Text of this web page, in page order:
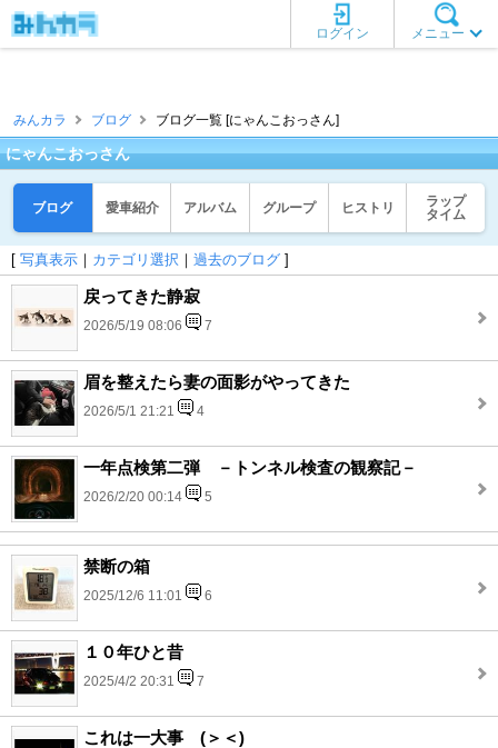
メニュー
ログイン
みんカラ ブログ ブログ一覧 [にゃんこおっさん]
にゃんこおっさん
ブログ 愛車紹介 アルバム グループ ヒストリ
ラップ
タイム
[ 写真表示 ｜ カテゴリ選択 ｜ 過去のブログ ]
戻ってきた静寂
2026/5/19 08:06 7
眉を整えたら妻の面影がやってきた
2026/5/1 21:21 4
一年点検第二弾 －トンネル検査の観察記－
2026/2/20 00:14 5
禁断の箱
2025/12/6 11:01 6
１０年ひと昔
2025/4/2 20:31 7
これは一大事 (＞＜)